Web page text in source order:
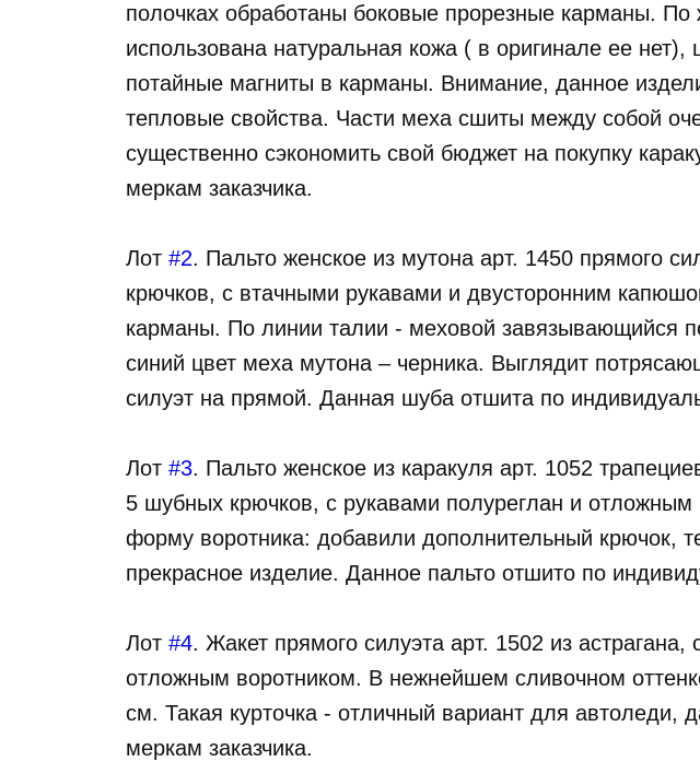
полочках обработаны боковые прорезные карманы. По
использована натуральная кожа ( в оригинале ее
потайные магниты в карманы. Внимание, данное
тепловые свойства. Части меха сшиты между собой
существенно сэкономить свой бюджет на покупку
меркам заказчика.
Лот #2. Пальто женское из мутона арт. 1450 прямого
крючков, с втачными рукавами и двусторонним
карманы. По линии талии - меховой завязывающийся
синий цвет меха мутона – черника. Выглядит
силуэт на прямой. Данная шуба отшита по
Лот #3. Пальто женское из каракуля арт. 1052
5 шубных крючков, с рукавами полуреглан и
форму воротника: добавили дополнительный крючок,
прекрасное изделие. Данное пальто отшито по
Лот #4. Жакет прямого силуэта арт. 1502 из
отложным воротником. В нежнейшем сливочном
см. Такая курточка - отличный вариант для
меркам заказчика.